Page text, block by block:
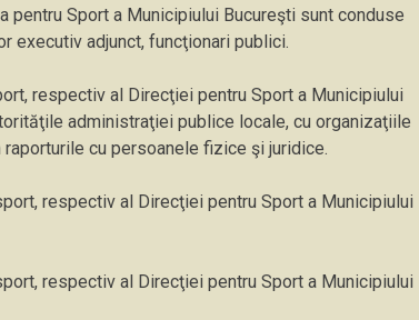
Sport a Municipiului Bucureşti sunt conduse
executiv adjunct, funcţionari publici.
respectiv al Direcţiei pentru Sport a Municipiului
administraţiei publice locale, cu organizaţiile
cu persoanele fizice şi juridice.
respectiv al Direcţiei pentru Sport a Municipiului
respectiv al Direcţiei pentru Sport a Municipiului